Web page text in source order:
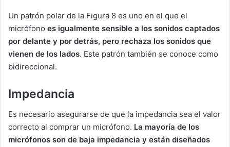
Un patrón polar de la Figura 8 es uno en el que el
micrófono es igualmente sensible a los sonidos captados
por delante y por detrás, pero rechaza los sonidos que
vienen de los lados. Este patrón también se conoce como
bidireccional.
Impedancia
Es necesario asegurarse de que la impedancia sea el valor
correcto al comprar un micrófono. La mayoría de los
micrófonos son de baja impedancia y están diseñados